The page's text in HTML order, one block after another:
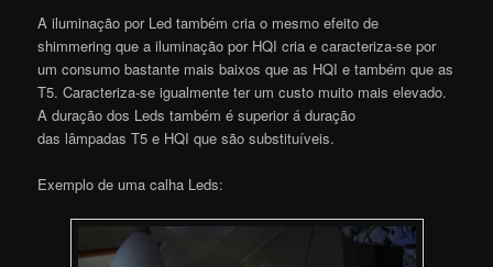
A iluminação por Led também cria o mesmo efeito de
shimmering que a iluminação por HQI cria e caracteriza-se por
um consumo bastante mais baixos que as HQI e também que as
T5. Caracteriza-se igualmente ter um custo muito mais elevado.
A duração dos Leds também é superior á duração
das lâmpadas T5 e HQI que são substituíveis.
Exemplo de uma calha Leds: